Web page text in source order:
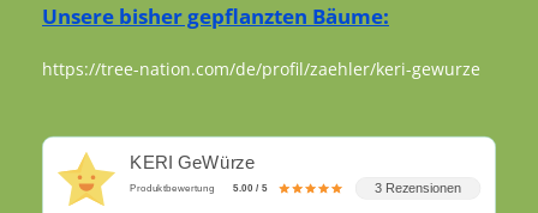
Unsere bisher gepflanzten Bäume:
https://tree-nation.com/de/profil/zaehler/keri-gewurze
KERI GeWürze
Produktbewertung 5.00 / 5 3 Rezensionen